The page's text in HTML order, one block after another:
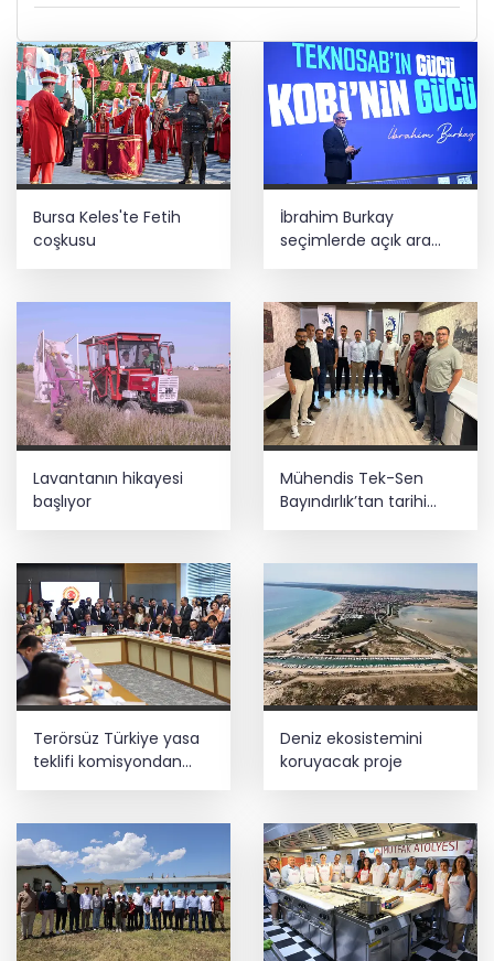
Bursa Keles'te Fetih
coşkusu
İbrahim Burkay
seçimlerde açık ara
önde! Dev lansmanda
Lavantanın hikayesi
başlıyor
Mühendis Tek-Sen
Bayındırlık’tan tarihi
Terörsüz Türkiye yasa
teklifi komisyondan
Deniz ekosistemini
koruyacak proje